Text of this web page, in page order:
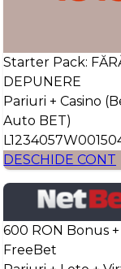
Starter Pack:
DEPUNERE
Pariuri + Casino
Auto BET)
DESCHIDE CONT
600 RON Bonus
FreeBet